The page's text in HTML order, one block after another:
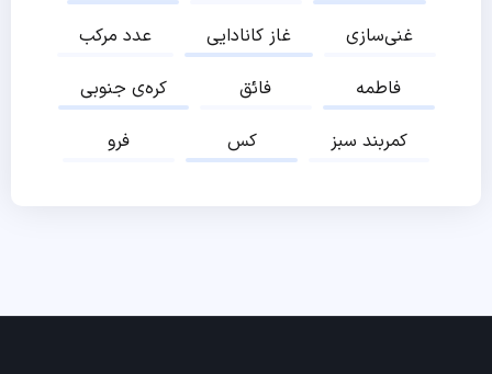
عدد مرکب
غاز کانادایی
غنی‌سازی
کره‌ی جنوبی
فائق
فاطمه
فرو
کس کمربند سبز